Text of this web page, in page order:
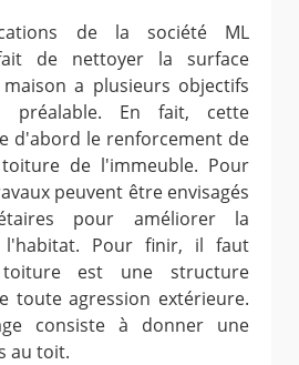
de la société ML
de nettoyer la surface
a plusieurs objectifs
préalable. En fait, cette
d'abord le renforcement de
de l'immeuble. Pour
peuvent être envisagés
pour améliorer la
l'habitat. Pour finir, il faut
est une structure
toute agression extérieure.
consiste à donner une
au toit.